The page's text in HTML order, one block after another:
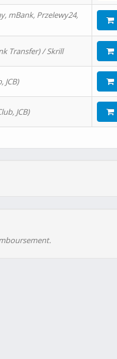
mBank, Przelewy24,
Transfer) / Skrill
JCB)